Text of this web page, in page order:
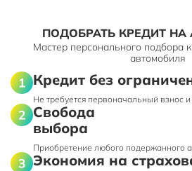
ПОДОБРАТЬ КРЕДИТ
Мастер персонального подбора
автомобиля
Кредит без
Не требуется первоначальный взнос
Свобода
выбора
Приобретение любого подержанного
Экономия на